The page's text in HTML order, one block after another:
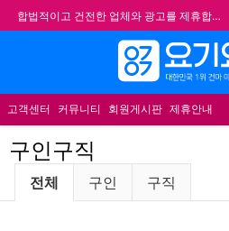
합법적이고 건전한 업체와 광고를 제휴합니다.
★요기요기 설 연휴 휴무 안내★
★ 요기요기 업체회원 안내사항 ★
불건전한 게시글은 삭제 및 회원탈퇴 됩니다.
고객센터 커뮤니티 회원게시판 제휴안내
구인구직
구인구직 분류 목록
전체 구인 구직